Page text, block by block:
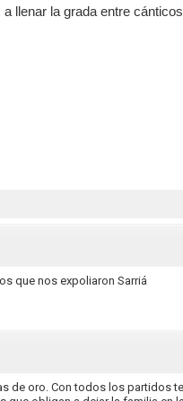
llenar la grada entre
que nos expoliaron Sarriá
de oro. Con todos los partidos